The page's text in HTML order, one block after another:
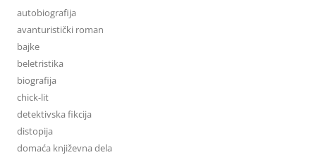
autobiografija
avanturistički roman
bajke
beletristika
biografija
chick-lit
detektivska fikcija
distopija
domaća književna dela